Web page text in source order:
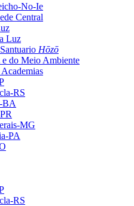
No-Ie
Central
Luz
Hōzō
e do Meio Ambiente
RS
BA
MG
PA
RS